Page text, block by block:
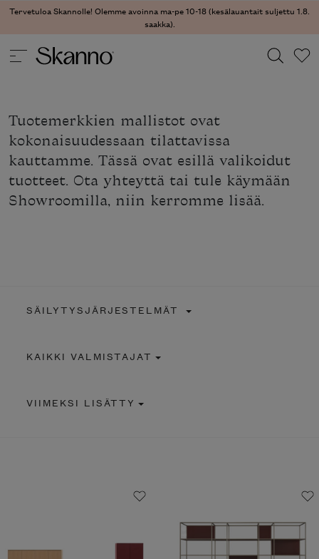
Tervetuloa Skannolle! Olemme avoinna ma-pe 10-18 (kesälauantait suljettu 1.8.
saakka).
Type 2 or more characters for results.
Tuotemerkkien mallistot ovat
kokonaisuudessaan tilattavissa
kauttamme. Tässä ovat esillä valikoidut
tuotteet. Ota yhteyttä tai tule käymään
Showroomilla, niin kerromme lisää.
SÄILYTYSJÄRJESTELMÄT
KAIKKI VALMISTAJAT
VIIMEKSI LISÄTTY